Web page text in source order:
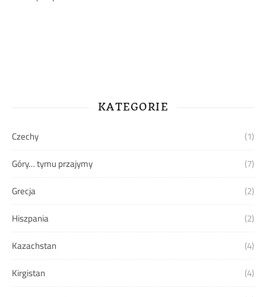
KATEGORIE
Czechy
(1)
Góry… tymu przajymy
(7)
Grecja
(2)
Hiszpania
(2)
Kazachstan
(4)
Kirgistan
(4)